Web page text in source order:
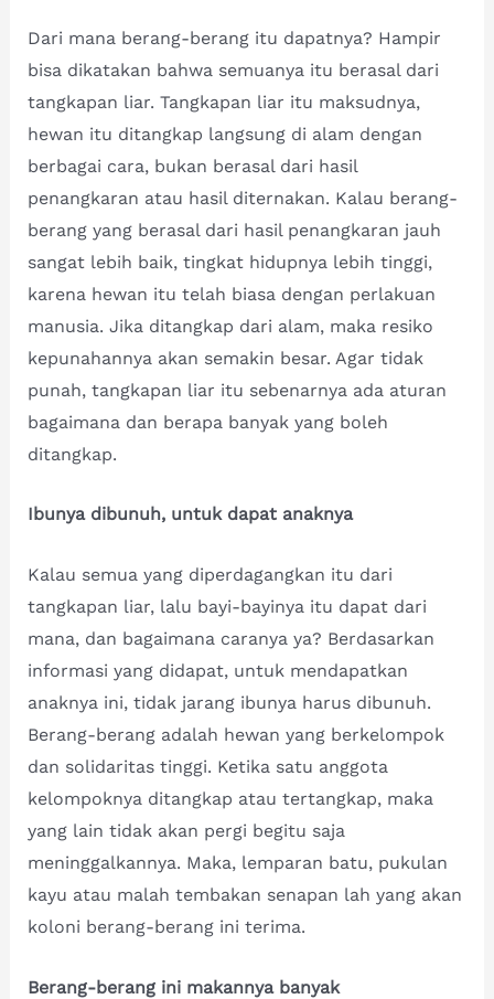
Dari mana berang-berang itu dapatnya? Hampir
bisa dikatakan bahwa semuanya itu berasal dari
tangkapan liar. Tangkapan liar itu maksudnya,
hewan itu ditangkap langsung di alam dengan
berbagai cara, bukan berasal dari hasil
penangkaran atau hasil diternakan. Kalau berang-
berang yang berasal dari hasil penangkaran jauh
sangat lebih baik, tingkat hidupnya lebih tinggi,
karena hewan itu telah biasa dengan perlakuan
manusia. Jika ditangkap dari alam, maka resiko
kepunahannya akan semakin besar. Agar tidak
punah, tangkapan liar itu sebenarnya ada aturan
bagaimana dan berapa banyak yang boleh
ditangkap.
Ibunya dibunuh, untuk dapat anaknya
Kalau semua yang diperdagangkan itu dari
tangkapan liar, lalu bayi-bayinya itu dapat dari
mana, dan bagaimana caranya ya? Berdasarkan
informasi yang didapat, untuk mendapatkan
anaknya ini, tidak jarang ibunya harus dibunuh.
Berang-berang adalah hewan yang berkelompok
dan solidaritas tinggi. Ketika satu anggota
kelompoknya ditangkap atau tertangkap, maka
yang lain tidak akan pergi begitu saja
meninggalkannya. Maka, lemparan batu, pukulan
kayu atau malah tembakan senapan lah yang akan
koloni berang-berang ini terima.
Berang-berang ini makannya banyak